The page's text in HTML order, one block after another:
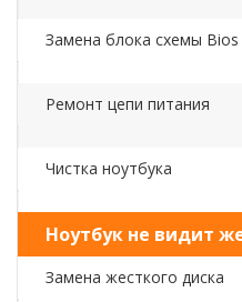
Замена блока схемы Bios
Ремонт цепи питания
Чистка ноутбука
Ноутбук не видит
Замена жесткого диска